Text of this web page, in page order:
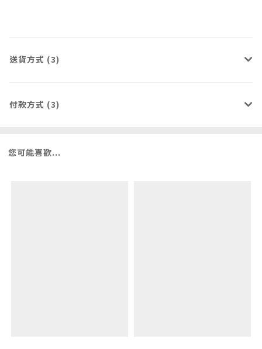
送貨方式 (3)
付款方式 (3)
您可能喜歡...